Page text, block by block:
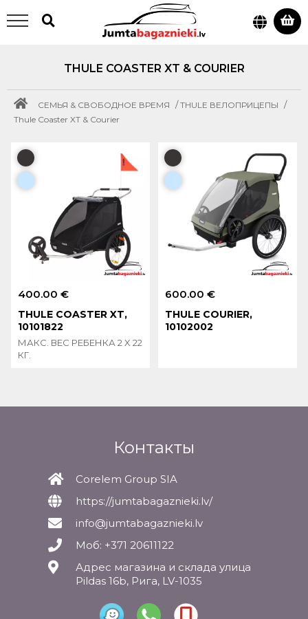
THULE COASTER XT & COURIER
СЕМЬЯ & СВОБОДНОЕ ВРЕМЯ /THULE ВЕЛОПРИЦЕПЫ /
Thule Coaster XT & Courier
400.00 €
THULE COASTER XT,
10101822
МАКС. ВЕС РЕБЕНКА 2 X 22
КГ.
600.00 €
THULE COURIER,
10102002
Контакты
Corelem Group SIA
https://jumtabagaznieki.lv/
info@jumtabagaznieki.lv
Моб: +371 20611122
Адрес магазина и склада улица
Pildas 16b, Рига, LV-1035